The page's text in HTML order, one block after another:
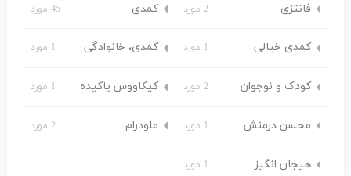
فانتزی 2 مورد کمدی 45 مورد
کمدی خیالی 1 مورد کمدی، خانوادگی 1 مورد
کودک و نوجوان 2 مورد کیکاووس یاکیده 1 مورد
محسن درمنش 1 مورد ملودرام 2 مورد
هیجان انگیز 1 مورد